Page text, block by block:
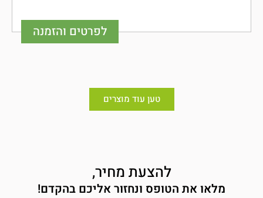
לפרטים והזמנה
טען עוד מוצרים
להצעת מחיר,
מלאו את הטופס ונחזור אליכם בהקדם!